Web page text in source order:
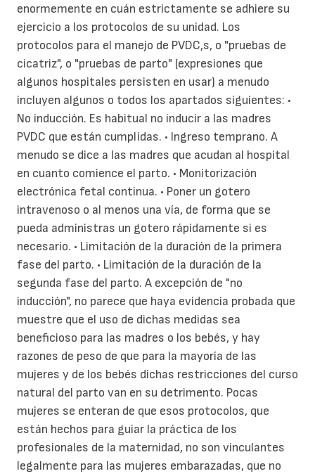
enormemente en cuán estrictamente se adhiere su
ejercicio a los protocolos de su unidad. Los
protocolos para el manejo de PVDC,s, o "pruebas de
cicatriz", o "pruebas de parto" (expresiones que
algunos hospitales persisten en usar) a menudo
incluyen algunos o todos los apartados siguientes: •
No inducción. Es habitual no inducir a las madres
PVDC que están cumplidas. • Ingreso temprano. A
menudo se dice a las madres que acudan al hospital
en cuanto comience el parto. • Monitorización
electrónica fetal continua. • Poner un gotero
intravenoso o al menos una vía, de forma que se
pueda administras un gotero rápidamente si es
necesario. • Limitación de la duración de la primera
fase del parto. • Limitación de la duración de la
segunda fase del parto. A excepción de "no
inducción", no parece que haya evidencia probada que
muestre que el uso de dichas medidas sea
beneficioso para las madres o los bebés, y hay
razones de peso de que para la mayoría de las
mujeres y de los bebés dichas restricciones del curso
natural del parto van en su detrimento. Pocas
mujeres se enteran de que esos protocolos, que
están hechos para guiar la práctica de los
profesionales de la maternidad, no son vinculantes
legalmente para las mujeres embarazadas, que no